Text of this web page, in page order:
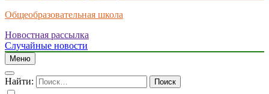
Общеобразовательная школа
Новостная рассылка
Случайные новости
Меню
Найти: